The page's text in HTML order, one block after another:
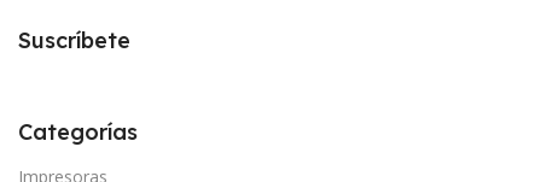
Suscríbete
Categorías
Impresoras